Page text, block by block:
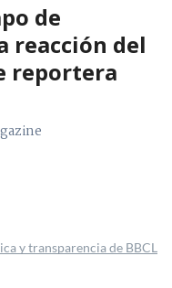
de
reacción del
reportera
y transparencia de BBCL